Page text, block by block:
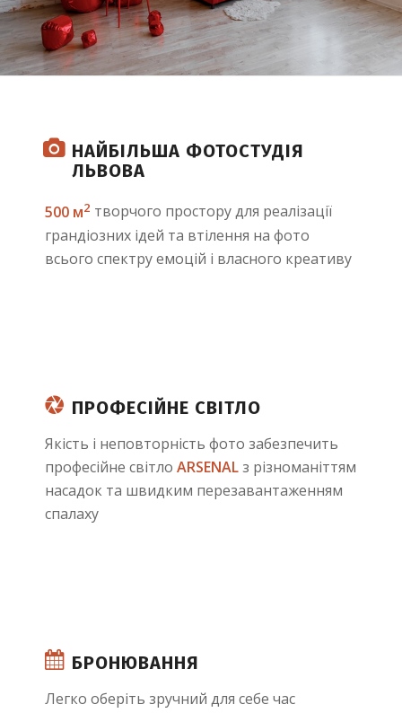
НАЙБІЛЬША ФОТОСТУДІЯ
ЛЬВОВА
500 м2 творчого простору для реалізації
грандіозних ідей та втілення на фото
всього спектру емоцій і власного креативу
ПРОФЕСІЙНЕ СВІТЛО
Якість і неповторність фото забезпечить
професійне світло ARSENALз різноманіттям
насадок та швидким перезавантаженням
спалаху
БРОНЮВАННЯ
Легко оберіть зручний для себе час